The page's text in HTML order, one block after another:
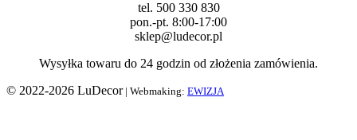
tel. 500 330 830
pon.-pt. 8:00-17:00
sklep@ludecor.pl
Wysyłka towaru do 24 godzin od złożenia zamówienia.
© 2022-2026 LuDecor| Webmaking: EWIZJA